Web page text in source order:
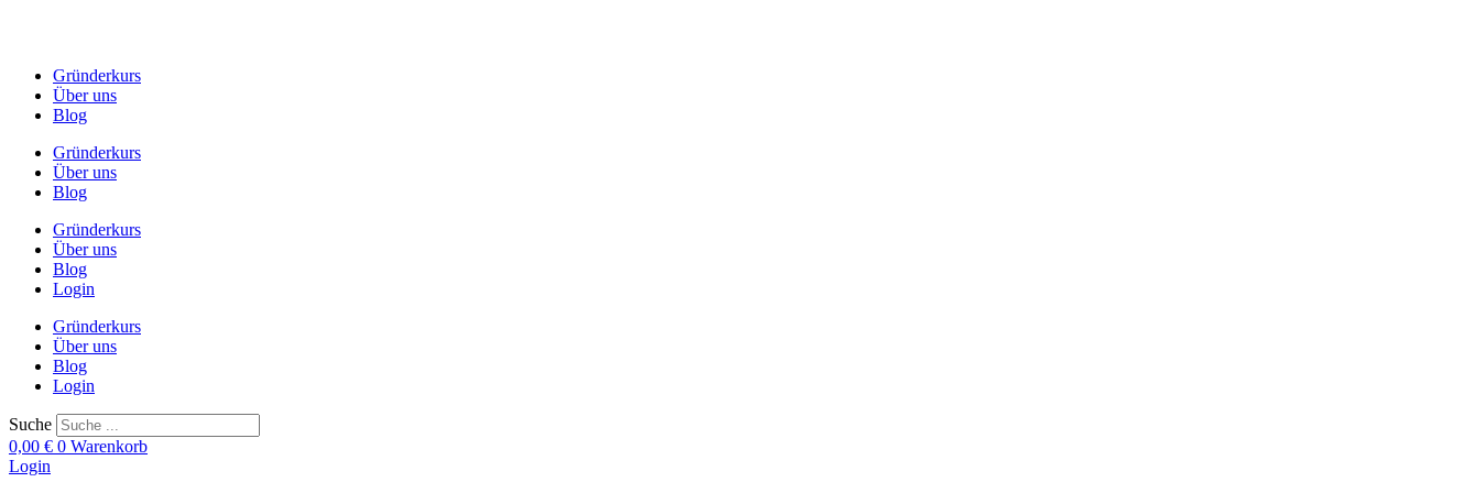
Gründerkurs
Über uns
Blog
Gründerkurs
Über uns
Blog
Gründerkurs
Über uns
Blog
Login
Gründerkurs
Über uns
Blog
Login
Suche
0,00 € 0 Warenkorb
Login